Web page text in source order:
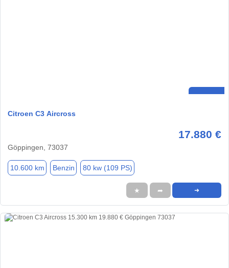
Citroen C3 Aircross
17.880 €
Göppingen, 73037
10.600 km Benzin 80 kw (109 PS)
★ ➦ ➜